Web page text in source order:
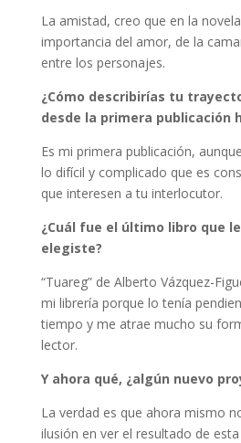
La amistad, creo que en la
importancia del amor, de la
entre los personajes.
¿Cómo describirías tu
desde la primera publicación
Es mi primera publicación,
lo difícil y complicado que es
que interesen a tu interlocutor.
¿Cuál fue el último libro que
elegiste?
“Tuareg” de Alberto Vázquez-
mi librería porque lo tenía
tiempo y me atrae mucho su
lector.
Y ahora qué, ¿algún nuevo
La verdad es que ahora mismo
ilusión en ver el resultado de